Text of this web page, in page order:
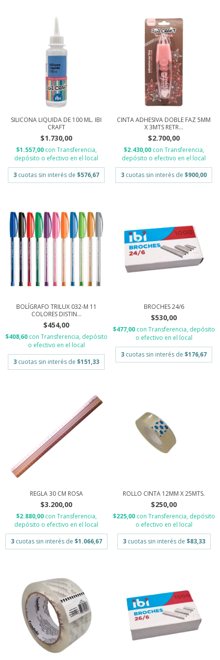
SILICONA LIQUIDA DE 100 ML. IBI
CRAFT
$1.730,00
$1.557,00 con Transferencia,
depósito o efectivo en el local
3 cuotas sin interés de $576,67
CINTA ADHESIVA DOBLE FAZ 5MM
X 3MTS RETR...
$2.700,00
$2.430,00 con Transferencia,
depósito o efectivo en el local
3 cuotas sin interés de $900,00
BOLÍGRAFO TRILUX 032-M 11
COLORES DISTIN...
$454,00
$408,60 con Transferencia, depósito
o efectivo en el local
3 cuotas sin interés de $151,33
BROCHES 24/6
$530,00
$477,00 con Transferencia, depósito
o efectivo en el local
3 cuotas sin interés de $176,67
REGLA 30 CM ROSA
$3.200,00
$2.880,00 con Transferencia,
depósito o efectivo en el local
3 cuotas sin interés de $1.066,67
ROLLO CINTA 12MM X 25MTS.
$250,00
$225,00 con Transferencia, depósito
o efectivo en el local
3 cuotas sin interés de $83,33